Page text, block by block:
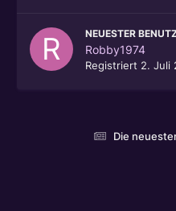
NEUESTER
Robby1974
Registriert 2. Juli
Die